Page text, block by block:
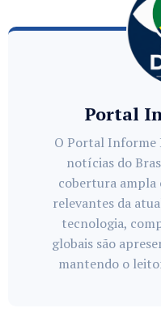
Portal
O Portal Informe
notícias do
cobertura ampla
relevantes da
tecnologia,
globais são
mantendo o